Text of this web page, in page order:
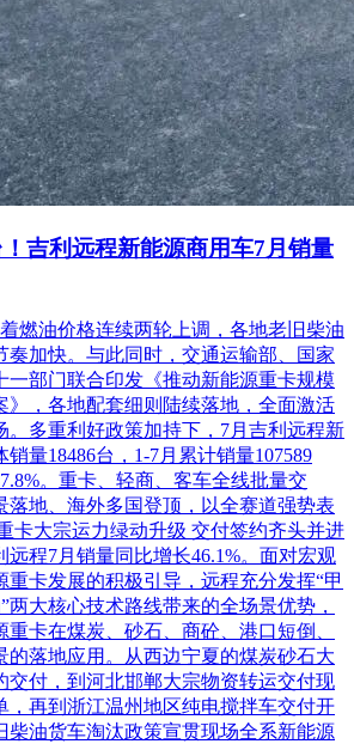
！吉利远程新能源商用车7月销量
燃油价格连续两轮上调，各地老旧柴油
奏加快。与此同时，交通运输部、国家
一部门联合印发《推动新能源重卡规模
》，各地配套细则陆续落地，全面激活
。多重利好政策加持下，7月吉利远程新
量18486台，1-7月累计销量107589
。重卡、轻商、客车全线批量交
落地、海外多国登顶，以全赛道强势表
卡大宗运力绿动升级 交付签约齐头并进
远程7月销量同比增长46.1%。面对宏观
重卡发展的积极引导，远程充分发挥“甲
两大核心技术路线带来的全场景优势，
重卡在煤炭、砂石、商砼、港口短倒、
的落地应用。从西边宁夏的煤炭砂石大
交付，到河北邯郸大宗物资转运交付现
，再到浙江温州地区纯电搅拌车交付开
柴油货车淘汰政策宣贯现场全系新能源